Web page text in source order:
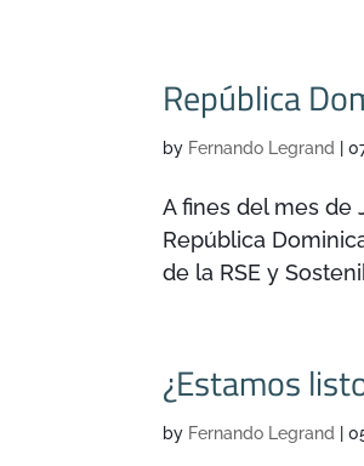
República
by Fernando Legrand |
A fines del mes de
República
de la RSE y
¿Estamos
by Fernando Legrand |